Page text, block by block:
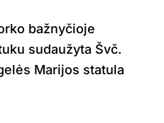
bažnyčioje
sudaužyta Švč.
Marijos statula